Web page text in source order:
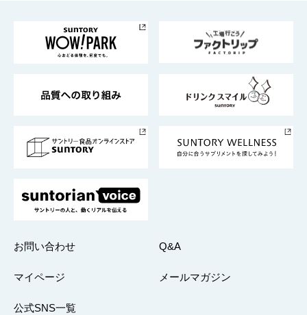
地域情報
サントリーサンバーズ大阪
サントリーが考えるサステナビリティ経営
企業概要
採用情報
お問い合わせ Q&A
マイページ メールマガジン
公式SNS一覧